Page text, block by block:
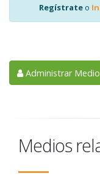
Regístrate o
Administrar Medio
Medios